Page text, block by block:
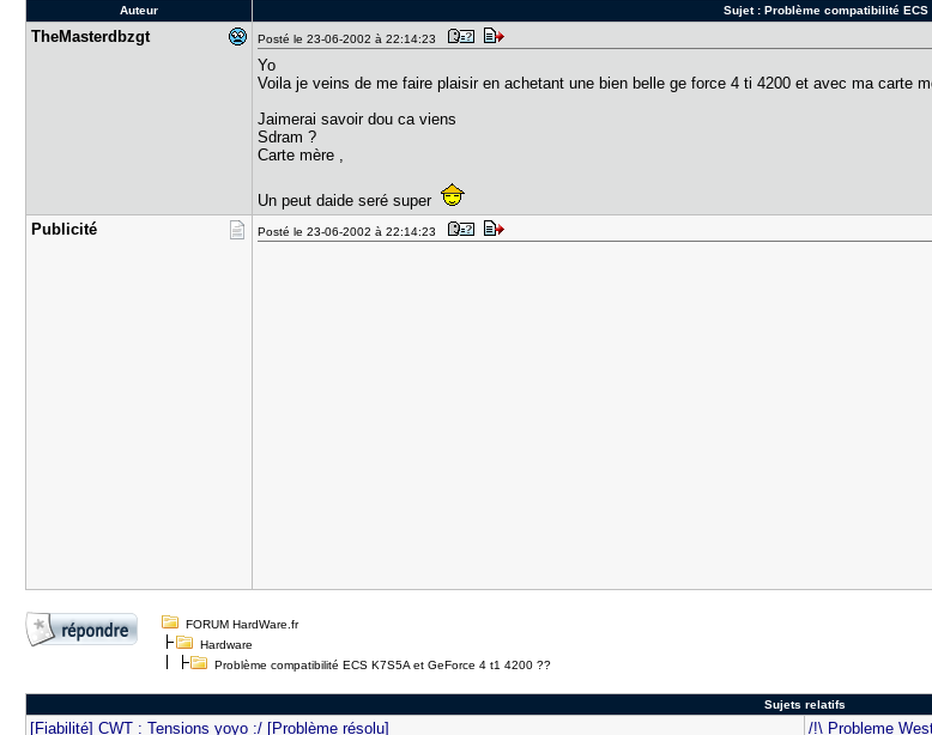
Auteur
Sujet :Problème compatibilité
TheMasterd​bzgt Posté le 23-06-2002 à 22:14:23
Yo
Voila je veins de me faire plaisir en achetant une bien belle ge force 4 ti 4200 et avec ma carte
Jaimerai savoir dou ca viens
Sdram ?
Carte mère ,
Un peut daide seré super
Publicité
Posté le 23-06-2002 à 22:14:23
FORUM HardWare.fr
Hardware
Problème compatibilité ECS K7S5A et GeForce 4 t1 4200 ??
Sujets relatifs
[Fiabilité] CWT : Tensions yoyo :/ [Problème résolu] /!\ Probleme